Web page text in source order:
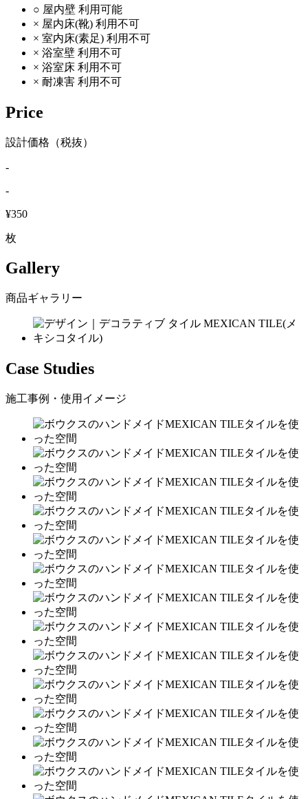
○ 屋内壁 利用可能
× 屋内床(靴) 利用不可
× 室内床(素足) 利用不可
× 浴室壁 利用不可
× 浴室床 利用不可
× 耐凍害 利用不可
Price
設計価格（税抜）
-
-
¥350
枚
Gallery
商品ギャラリー
Case Studies
施工事例・使用イメージ